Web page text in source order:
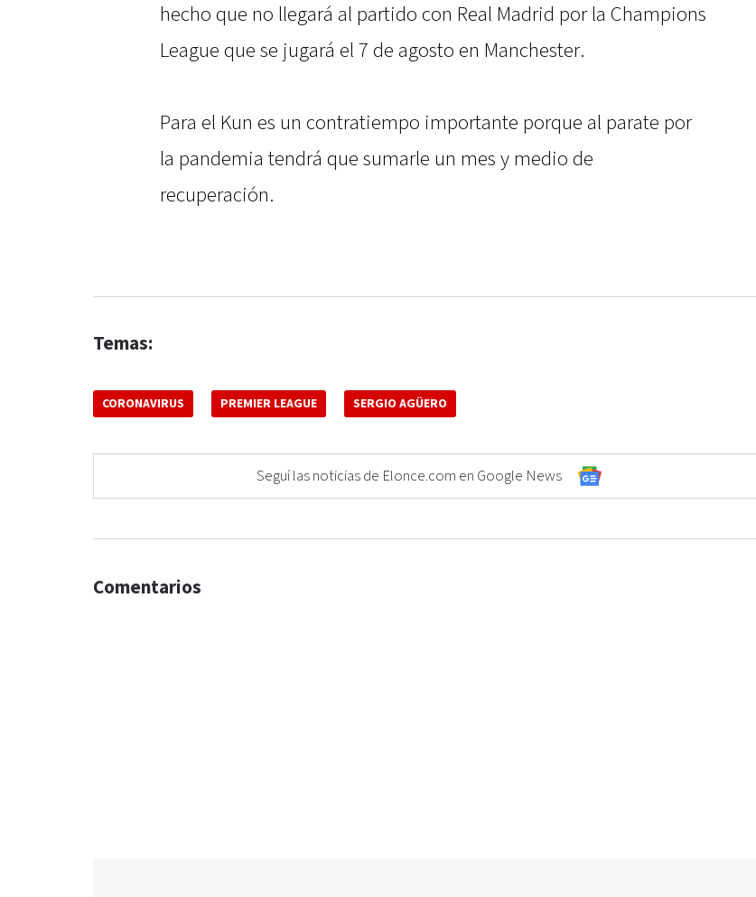
hecho que no llegará al partido con Real Madrid por la Champions
League que se jugará el 7 de agosto en Manchester.
Para el Kun es un contratiempo importante porque al parate por
la pandemia tendrá que sumarle un mes y medio de
recuperación.
Temas:
CORONAVIRUS PREMIER LEAGUE SERGIO AGÜERO
Seguí las noticias de Elonce.com en Google News
Comentarios